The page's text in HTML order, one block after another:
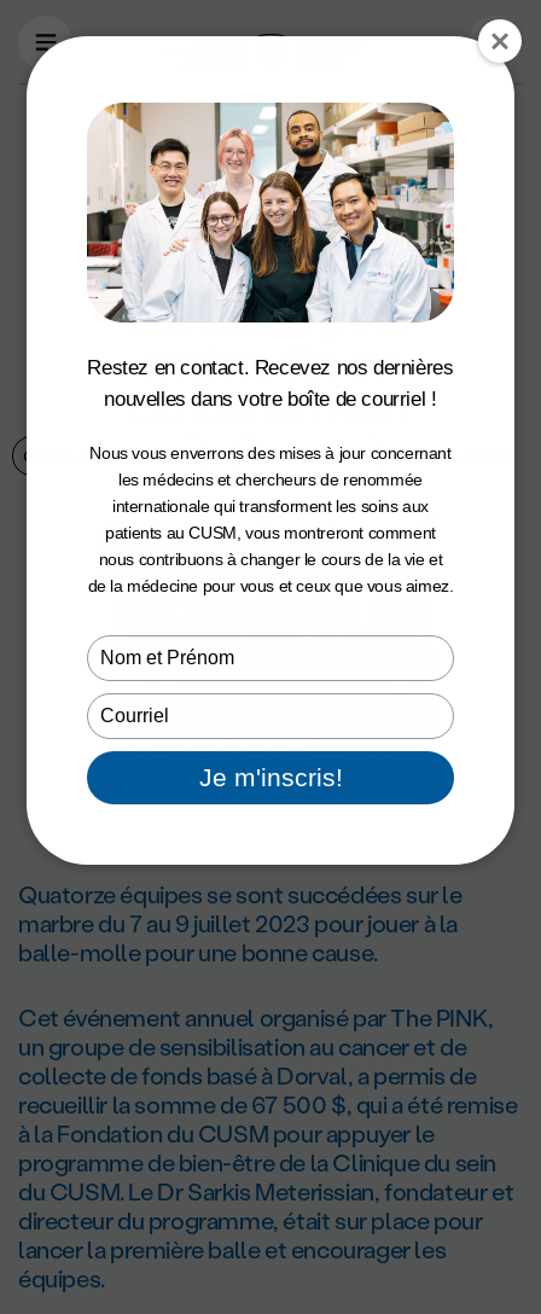
Aller au contenu principal
Le tournoi de
balle-molle
caritatif The PINK
permet de recueillir
des fonds pour
mettre fin au
cancer du sein
Communauté du CUSM Santé des femmes 11 juillet 2023
Quatorze équipes se sont succédées sur le
marbre du 7 au 9 juillet 2023 pour jouer à la
balle-molle pour une bonne cause.
Cet événement annuel organisé par The PINK,
un groupe de sensibilisation au cancer et de
collecte de fonds basé à Dorval, a permis de
recueillir la somme de 67 500 $, qui a été remise
à la Fondation du CUSM pour appuyer le
programme de bien-être de la Clinique du sein
du CUSM. Le Dr Sarkis Meterissian, fondateur et
directeur du programme, était sur place pour
lancer la première balle et encourager les
équipes.
Restez en contact. Recevez nos dernières
nouvelles dans votre boîte de courriel !
Nous vous enverrons des mises à jour concernant
les médecins et chercheurs de renommée
internationale qui transforment les soins aux
patients au CUSM, vous montreront comment
nous contribuons à changer le cours de la vie et
de la médecine pour vous et ceux que vous aimez.
Type
your
name
Type
your
email
Je m'inscris!